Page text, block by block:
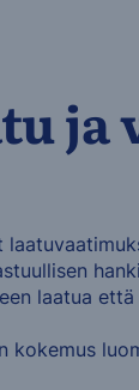
laatua
kokemus